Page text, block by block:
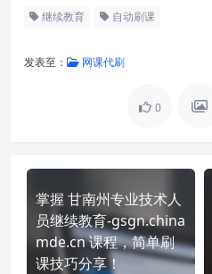
继续教育 自动刷课
发表至： 网课代刷
0
掌握 甘南州专业技术人
员继续教育-gsgn.china
mde.cn 课程，简单刷
课技巧分享！